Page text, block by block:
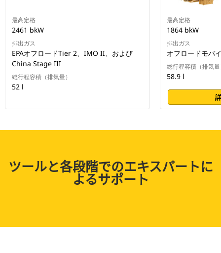
最高定格
2461 bkW
排出ガス
EPAオフロードTier 2、IMO II、および
China Stage III
総行程容積（排気量）
52 l
最高定格
1864 bkW
排出ガス
オフロードモバ
総行程容積（排気
58.9 l
ツールと各段階でのエキスパートに
よるサポート